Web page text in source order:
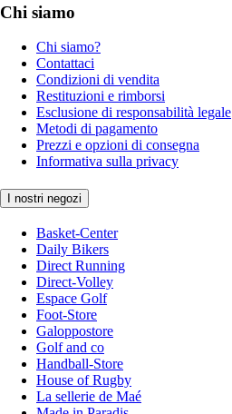
Chi siamo
Chi siamo?
Contattaci
Condizioni di vendita
Restituzioni e rimborsi
Esclusione di responsabilità legale
Metodi di pagamento
Prezzi e opzioni di consegna
Informativa sulla privacy
I nostri negozi
Basket-Center
Daily Bikers
Direct Running
Direct-Volley
Espace Golf
Foot-Store
Galoppostore
Golf and co
Handball-Store
House of Rugby
La sellerie de Maé